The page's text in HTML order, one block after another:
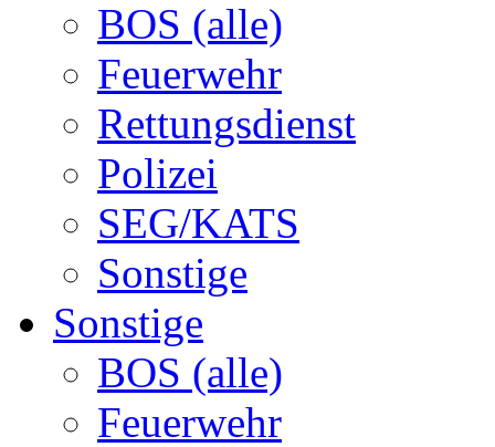
BOS (alle)
Feuerwehr
Rettungsdienst
Polizei
SEG/KATS
Sonstige
Sonstige
BOS (alle)
Feuerwehr